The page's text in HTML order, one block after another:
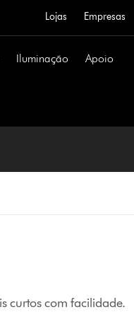
Lojas Empresas
Iluminação Apoio
curtos com facilidade.